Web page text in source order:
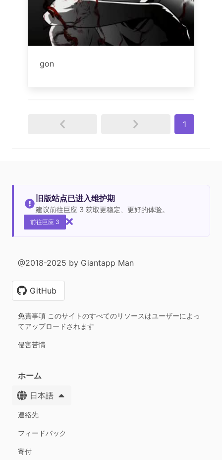
gon
1
旧版站点已进入维护期
建议前往巨应 3 获取更稳定、更好的体验。
前往巨应 3
@2018-2025 by Giantapp Man
GitHub
免責事項 このサイトのすべてのリソースはユーザーによっ
てアップロードされます
侵害苦情
ホーム
日本語
連絡先
フィードバック
寄付